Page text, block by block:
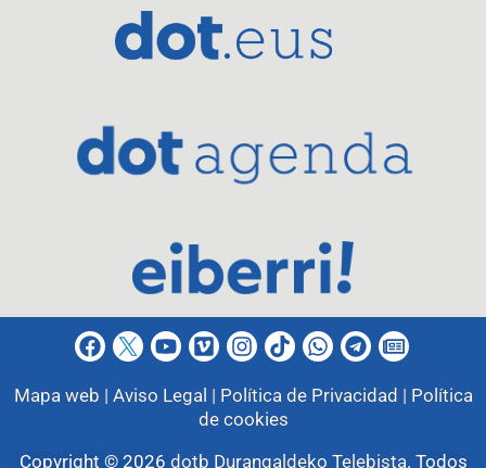
Mapa web | Aviso Legal | Política de Privacidad | Política
de cookies
Copyright © 2026 dotb Durangaldeko Telebista. Todos